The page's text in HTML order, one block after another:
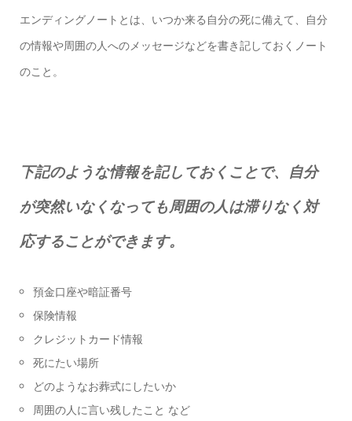
エンディングノートとは、いつか来る自分の死に備えて、自分
の情報や周囲の人へのメッセージなどを書き記しておくノート
のこと。
下記のような情報を記しておくことで、自分
が突然いなくなっても周囲の人は滞りなく対
応することができます。
預金口座や暗証番号
保険情報
クレジットカード情報
死にたい場所
どのようなお葬式にしたいか
周囲の人に言い残したこと など